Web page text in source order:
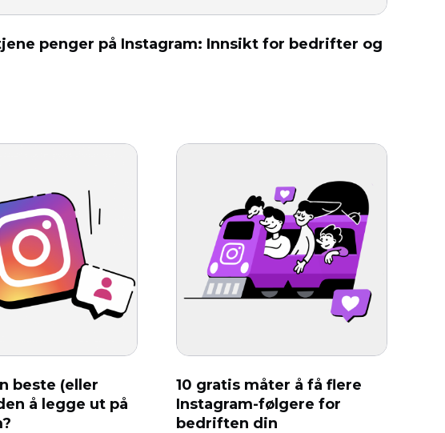
penger på Instagram: Innsikt for bedrifter og
beste (eller
å legge ut på
10 gratis måter å få flere
Instagram-følgere for
bedriften din